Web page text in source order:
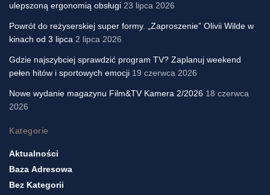
ulepszoną ergonomią obsługi 23 lipca 2026
Powrót do reżyserskiej super formy. „Zaproszenie” Olivii Wilde w
kinach od 3 lipca 2 lipca 2026
Gdzie najszybciej sprawdzić program TV? Zaplanuj weekend
pełen hitów i sportowych emocji 19 czerwca 2026
Nowe wydanie magazynu Film&TV Kamera 2/2026 18 czerwca
2026
Kategorie
Aktualności
Baza Adresowa
Bez Kategorii